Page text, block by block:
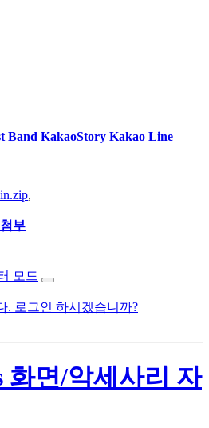
Band KakaoStory Kakao Line
,
첨부
모드
. 로그인 하시겠습니까?
화면/악세사리 자